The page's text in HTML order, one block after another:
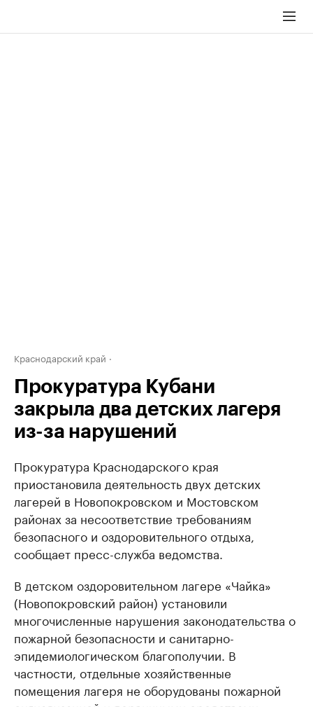
Краснодарский край
Прокуратура Кубани
закрыла два детских лагеря
из-за нарушений
Прокуратура Краснодарского края
приостановила деятельность двух детских
лагерей в Новопокровском и Мостовском
районах за несоответствие требованиям
безопасного и оздоровительного отдыха,
сообщает пресс-служба ведомства.
В детском оздоровительном лагере «Чайка»
(Новопокровский район) установили
многочисленные нарушения законодательства о
пожарной безопасности и санитарно-
эпидемиологическом благополучии. В
частности, отдельные хозяйственные
помещения лагеря не оборудованы пожарной